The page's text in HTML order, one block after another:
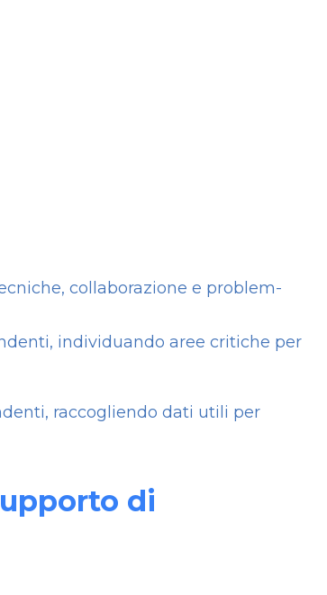
collaborazione e problem-
individuando aree critiche per
raccogliendo dati utili per
di